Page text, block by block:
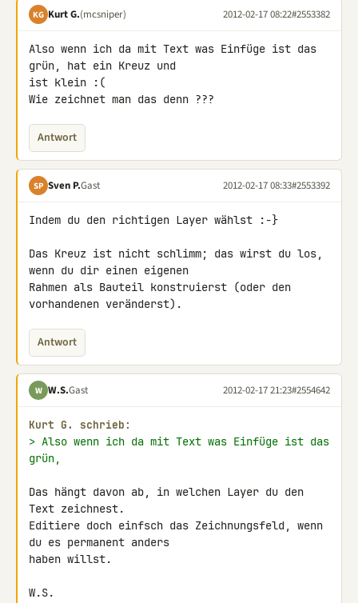
KG Kurt G.(mcsniper) 2012-02-17 08:22#2553382
Also wenn ich da mit Text was Einfüge ist das
grün, hat ein Kreuz und
ist klein :(
Wie zeichnet man das denn ???
Antwort
SP Sven P.Gast 2012-02-17 08:33#2553392
Indem du den richtigen Layer wählst :-}
Das Kreuz ist nicht schlimm; das wirst du los,
wenn du dir einen eigenen
Rahmen als Bauteil konstruierst (oder den
vorhandenen veränderst).
Antwort
W W.S.Gast 2012-02-17 21:23#2554642
Kurt G. schrieb:
> Also wenn ich da mit Text was Einfüge ist das
grün,
Das hängt davon ab, in welchen Layer du den
Text zeichnest.
Editiere doch einfsch das Zeichnungsfeld, wenn
du es permanent anders
haben willst.
W.S.